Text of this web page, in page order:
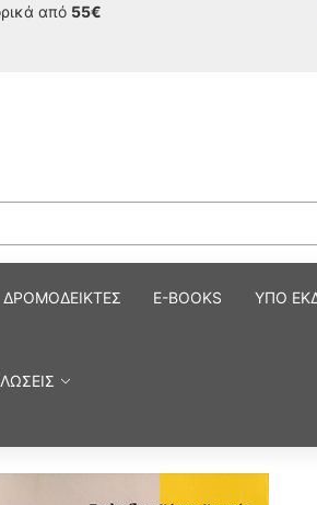
από 55€
ΔΡΟΜΟΔΕΙΚΤΕΣ E-BOOKS ΥΠΟ